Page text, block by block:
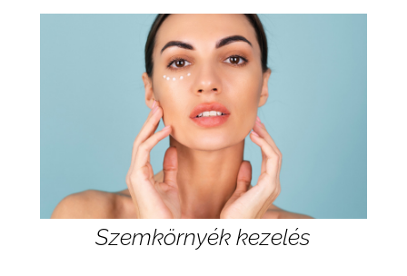
Szemkörnyék kezelés